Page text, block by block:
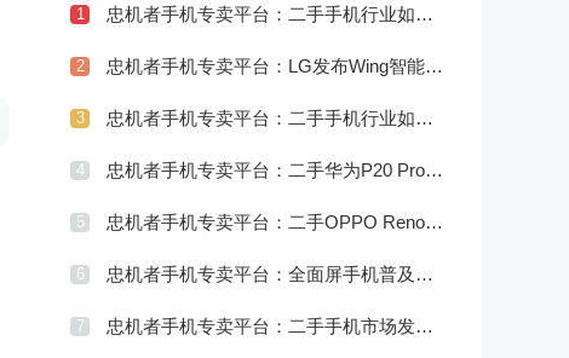
1 忠机者手机专卖平台：二手手机行业如何应对社会民生问题
2 忠机者手机专卖平台：LG发布Wing智能手机，支持双屏交互
3 忠机者手机专卖平台：二手手机行业如何应对供应链管理的挑战
4 忠机者手机专卖平台：二手华为P20 Pro市场价格持续波动
5 忠机者手机专卖平台：二手OPPO Reno 2市场价格相对稳定
6 忠机者手机专卖平台：全面屏手机普及程度逐步提高
7 忠机者手机专卖平台：二手手机市场发展借力5G，迎来新机遇